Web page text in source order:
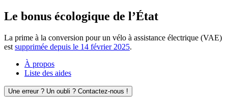
Le bonus écologique de l’État
La prime à la conversion pour un vélo à assistance électrique (VAE)
est supprimée depuis le 14 février 2025.
À propos
Liste des aides
Une erreur ? Un oubli ? Contactez-nous !